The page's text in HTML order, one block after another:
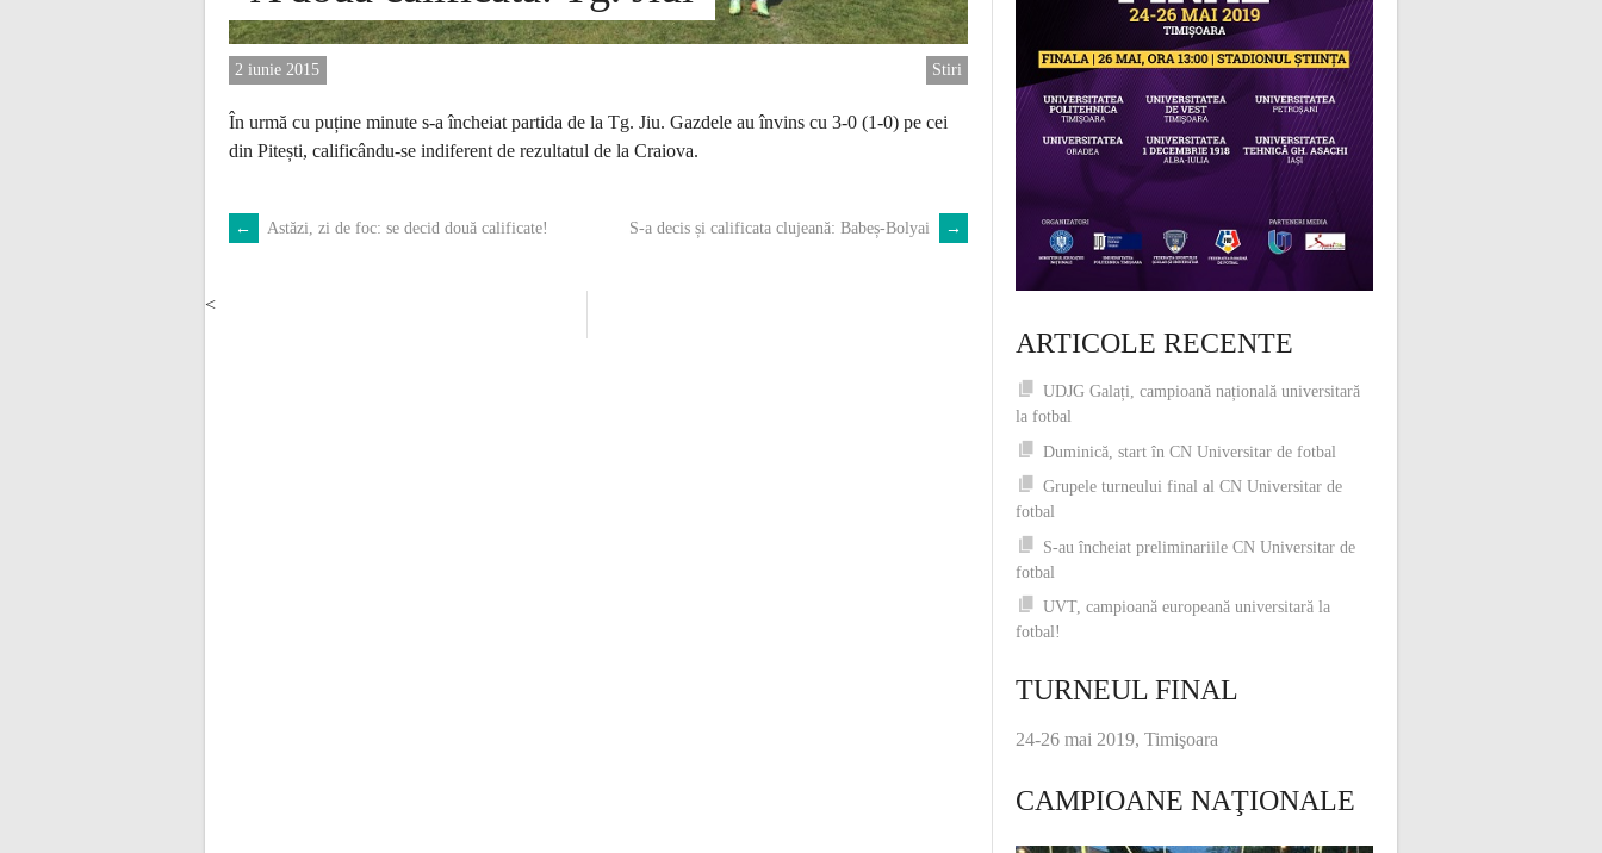
Stiri
2 iunie 2015
În urmă cu puține minute s-a încheiat partida de la Tg. Jiu. Gazdele au învins cu 3-0 (1-0) pe cei
din Pitești, calificându-se indiferent de rezultatul de la Craiova.
POST
← Astăzi, zi de foc: se decid două calificate! S-a decis și calificata clujeană: Babeș-Bolyai →
ARTICOLE RECENTE
UDJG Galați, campioană națională universitară
la fotbal
Duminică, start în CN Universitar de fotbal
Grupele turneului final al CN Universitar de
fotbal
S-au încheiat preliminariile CN Universitar de
fotbal
UVT, campioană europeană universitară la
fotbal!
TURNEUL FINAL
24-26 mai 2019, Timişoara
CAMPIOANE NAŢIONALE
<